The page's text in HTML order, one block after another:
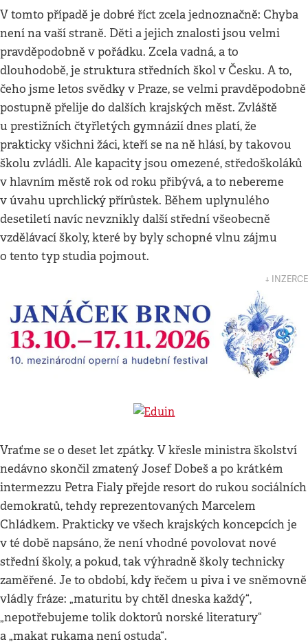
V tomto případě je dobré říct zcela jednoznačně: Chyba
není na vaší straně. Děti a jejich znalosti jsou velmi
pravděpodobně v pořádku. Zcela vadná, a to
dlouhodobě, je struktura středních škol v Česku. A to,
čeho jsme letos svědky v Praze, se velmi pravděpodobně
postupně přelije do dalších krajských měst. Zvláště
u prestižních čtyřletých gymnázií dnes platí, že
prakticky všichni žáci, kteří se na ně hlásí, by takovou
školu zvládli. Ale kapacity jsou omezené, středoškoláků
v hlavním městě rok od roku přibývá, a to nebereme
v úvahu uprchlický přírůstek. Během uplynulého
desetiletí navíc nevznikly další střední všeobecně
vzdělávací školy, které by byly schopné vlnu zájmu
o tento typ studia pojmout.
↓ INZERCE
Vraťme se o deset let zpátky. V křesle ministra školství
nedávno skončil zmatený Josef Dobeš a po krátkém
intermezzu Petra Fialy přejde resort do rukou sociálních
demokratů, tehdy reprezentovaných Marcelem
Chládkem. Prakticky ve všech krajských koncepcích je
v té době napsáno, že není vhodné povolovat nové
střední školy, a pokud, tak výhradně školy technicky
zaměřené. Je to období, kdy řečem u piva i ve sněmovně
vládly fráze: „maturitu by chtěl dneska každý“,
„nepotřebujeme tolik doktorů norské literatury“
a „makat rukama není ostuda“.